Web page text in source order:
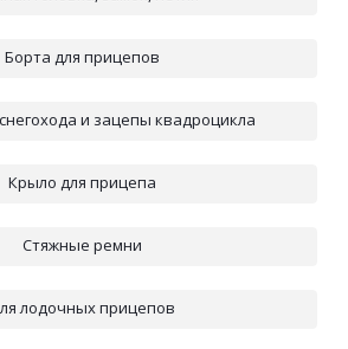
Борта для прицепов
и зацепы квадроцикла
Крыло для прицепа
Стяжные ремни
лодочных прицепов